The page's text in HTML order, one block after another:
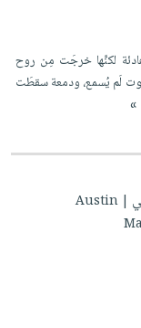
لكنَّها خرجَت مِن روح
لَم يُسمع، ودمعة سقطَت
»
| Austin